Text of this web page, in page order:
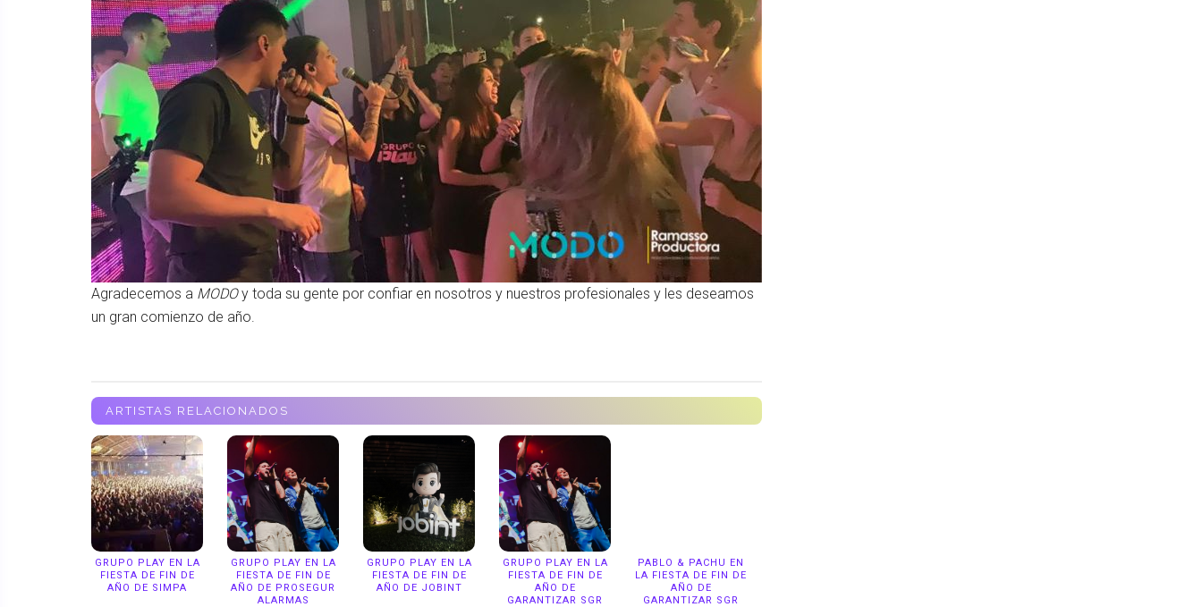
Agradecemos a MODOy toda su gente por confiar en nosotros y nuestros profesionales y les deseamos
un gran comienzo de año.
ARTISTAS RELACIONADOS
GRUPO PLAY EN LA
FIESTA DE FIN DE
AÑO DE SIMPA
GRUPO PLAY EN LA
FIESTA DE FIN DE
AÑO DE PROSEGUR
ALARMAS
GRUPO PLAY EN LA
FIESTA DE FIN DE
AÑO DE JOBINT
GRUPO PLAY EN LA
FIESTA DE FIN DE
AÑO DE
GARANTIZAR SGR
PABLO & PACHU EN
LA FIESTA DE FIN DE
AÑO DE
GARANTIZAR SGR